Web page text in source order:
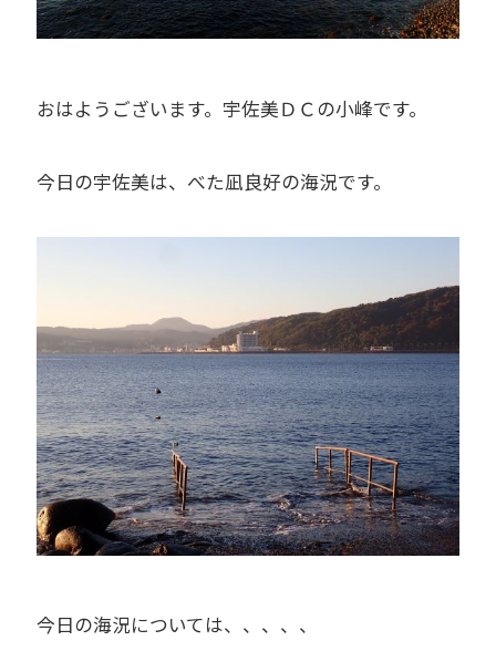
おはようございます。宇佐美ＤＣの小峰です。
今日の宇佐美は、べた凪良好の海況です。
今日の海況については、、、、、